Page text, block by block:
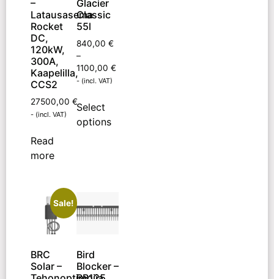
–
Latausasema
Rocket
DC,
120kW,
300A,
Kaapelilla,
CCS2
27500,00 €
- (incl. VAT)
Read
more
Glacier
Classic
55l
840,00 €
–
1100,00 €
- (incl. VAT)
Select
options
Sale!
BRC
Solar –
Bird
Blocker –